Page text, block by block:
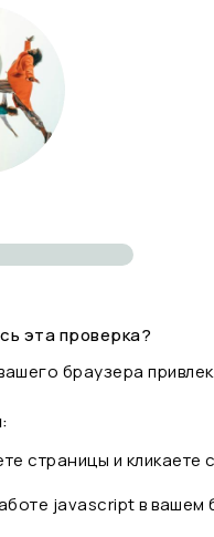
эта проверка?
браузера
страницы и
javascript в вашем